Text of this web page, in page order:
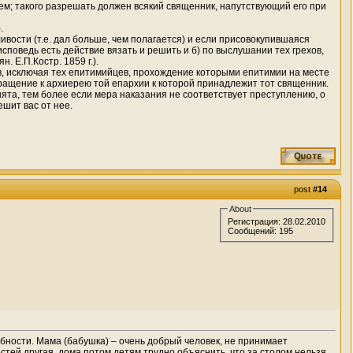
такого разрешать должен всякий священник, напутствующий его при
(т.е. дал больше, чем полагается) и если присовокупившаяся
есть действие вязать и решить и б) по выслушании тех грехов,
Е.П.Костр. 1859 г.).
исключая тех епитимийцев, прохождение которыми епитимии на месте
к архиерею той епархии к которой принадлежит тот священник.
тем более если мера наказания не соответствует преступлению, о
вас от нее.
post#14
About
Регистрация: 28.02.2010
Сообщений: 195
Мама (бабушка) – очень добрый человек, не принимает